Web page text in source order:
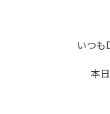
いつも
本